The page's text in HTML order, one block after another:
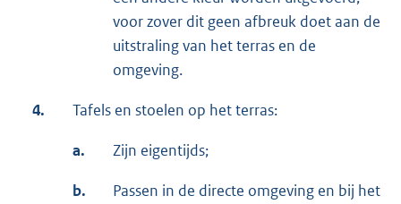
voor zover dit geen afbreuk doet aan de
uitstraling van het terras en de
omgeving.
4. Tafels en stoelen op het terras:
a. Zijn eigentijds;
b.
Passen in de directe omgeving en bij het